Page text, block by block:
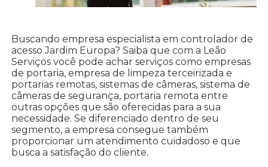
Buscando empresa especialista em controlador de
acesso Jardim Europa? Saiba que com a Leão
Serviços você pode achar serviços como empresas
de portaria, empresa de limpeza terceirizada e
portarias remotas, sistemas de câmeras, sistema de
câmeras de segurança, portaria remota entre
outras opções que são oferecidas para a sua
necessidade. Se diferenciado dentro de seu
segmento, a empresa consegue também
proporcionar um atendimento cuidadoso e que
busca a satisfação do cliente.